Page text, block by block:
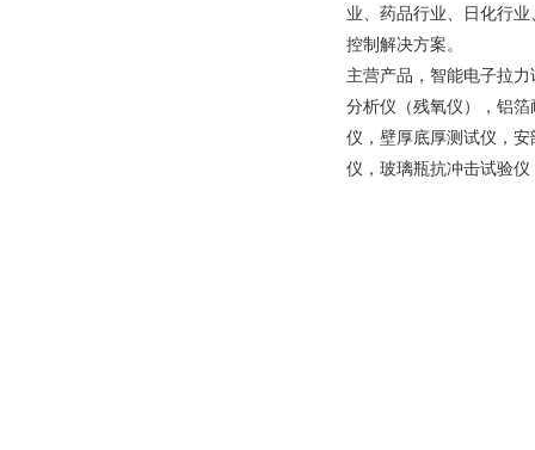
业、药品行业、日化行
控制解决方案。
主营产品，智能电子拉
分析仪（残氧仪），铝
仪，壁厚底厚测试仪，
仪，玻璃瓶抗冲击试验